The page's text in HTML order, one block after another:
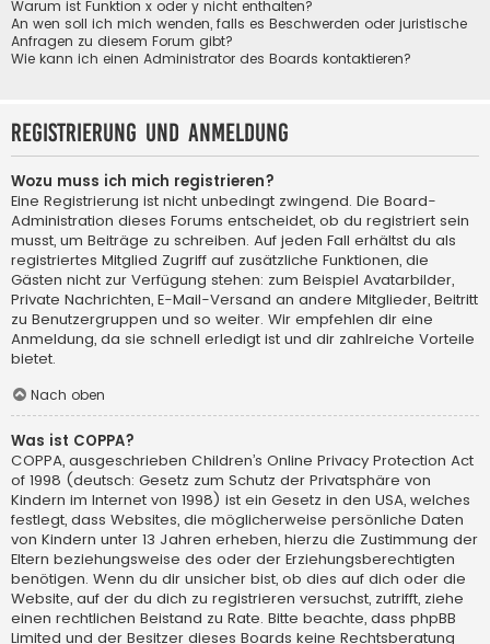
Warum ist Funktion x oder y nicht enthalten?
An wen soll ich mich wenden, falls es Beschwerden oder juristische
Anfragen zu diesem Forum gibt?
Wie kann ich einen Administrator des Boards kontaktieren?
Registrierung und Anmeldung
Wozu muss ich mich registrieren?
Eine Registrierung ist nicht unbedingt zwingend. Die Board-
Administration dieses Forums entscheidet, ob du registriert sein
musst, um Beiträge zu schreiben. Auf jeden Fall erhältst du als
registriertes Mitglied Zugriff auf zusätzliche Funktionen, die
Gästen nicht zur Verfügung stehen: zum Beispiel Avatarbilder,
Private Nachrichten, E-Mail-Versand an andere Mitglieder, Beitritt
zu Benutzergruppen und so weiter. Wir empfehlen dir eine
Anmeldung, da sie schnell erledigt ist und dir zahlreiche Vorteile
bietet.
Nach oben
Was ist COPPA?
COPPA, ausgeschrieben Children’s Online Privacy Protection Act
of 1998 (deutsch: Gesetz zum Schutz der Privatsphäre von
Kindern im Internet von 1998) ist ein Gesetz in den USA, welches
festlegt, dass Websites, die möglicherweise persönliche Daten
von Kindern unter 13 Jahren erheben, hierzu die Zustimmung der
Eltern beziehungsweise des oder der Erziehungsberechtigten
benötigen. Wenn du dir unsicher bist, ob dies auf dich oder die
Website, auf der du dich zu registrieren versuchst, zutrifft, ziehe
einen rechtlichen Beistand zu Rate. Bitte beachte, dass phpBB
Limited und der Besitzer dieses Boards keine Rechtsberatung